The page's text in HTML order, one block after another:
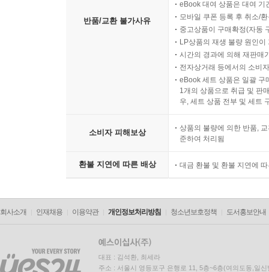
반품/교환 불가사유
eBook 대여 상품은 대여 기
모바일 쿠폰 등록 후 취소/
중고상품이 구매확정(자동
LP상품의 재생 불량 원인
시간의 경과에 의해 재판매
전자상거래 등에서의 소비
eBook 세트 상품은 일괄 구
1개의 상품으로 취급 및 판
우, 세트 상품 전부 및 세트
소비자 피해보상
상품의 불량에 의한 반품,
준하여 처리됨
환불 지연에 따른 배상 대금 환불 및 환불 지연에
회사소개 인재채용 이용약관 개인정보처리방침 청소년보호정책 도서홍보안내
대표 : 김석환, 최세라
주소 : 서울시 영등포구 은행로 11, 5층~6층(여의도동,일신